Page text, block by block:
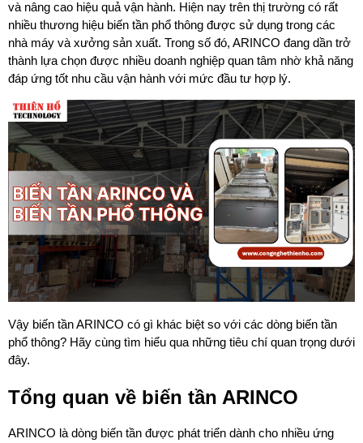
và nâng cao hiệu quả vận hành. Hiện nay trên thị trường có rất
nhiều thương hiệu biến tần phổ thông được sử dụng trong các
nhà máy và xưởng sản xuất. Trong số đó, ARINCO đang dần trở
thành lựa chọn được nhiều doanh nghiệp quan tâm nhờ khả năng
đáp ứng tốt nhu cầu vận hành với mức đầu tư hợp lý.
Vậy biến tần ARINCO có gì khác biệt so với các dòng biến tần
phổ thông? Hãy cùng tìm hiểu qua những tiêu chí quan trọng dưới
đây.
Tổng quan về biến tần ARINCO
ARINCO là dòng biến tần được phát triển dành cho nhiều ứng